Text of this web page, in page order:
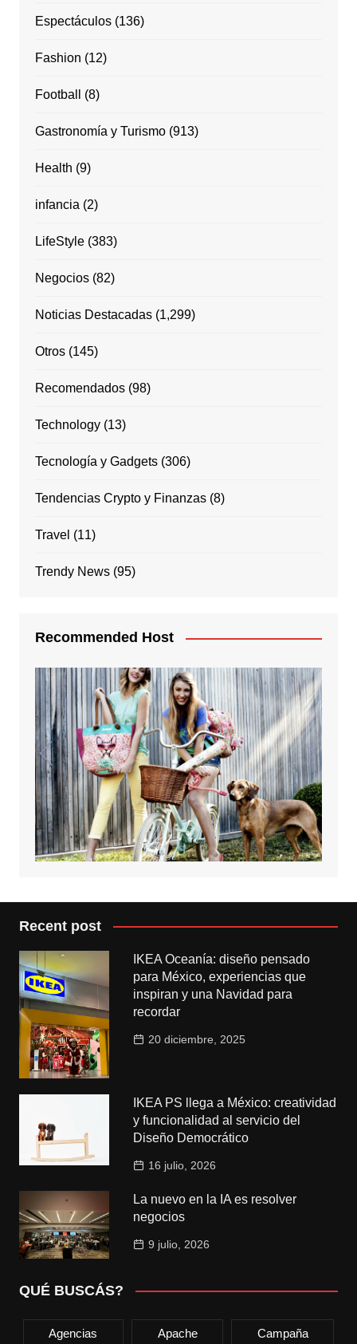
Espectáculos(136)
Fashion (12)
Football (8)
Gastronomía y Turismo(913)
Health (9)
infancia (2)
LifeStyle(383)
Negocios(82)
Noticias Destacadas(1,299)
Otros(145)
Recomendados(98)
Technology(13)
Tecnología y Gadgets(306)
Tendencias Crypto y Finanzas(8)
Travel (11)
Trendy News(95)
Recommended Host
Recent post
IKEA Oceanía: diseño pensado
para México, experiencias que
inspiran y una Navidad para
recordar
20 diciembre, 2025
IKEA PS llega a México: creatividad
y funcionalidad al servicio del
Diseño Democrático
16 julio, 2026
La nuevo en la IA es resolver
negocios
9 julio, 2026
QUÉ BUSCÁS?
Agencias Apache Campaña